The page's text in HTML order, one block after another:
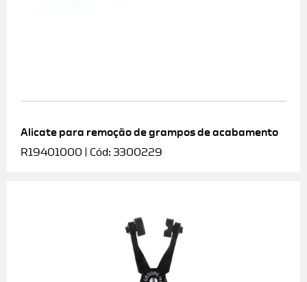
Alicate para remoção de grampos de acabamento
R19401000 | Cód: 3300229